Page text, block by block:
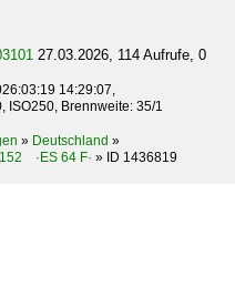
27.03.2026, 114 Aufrufe, 0
14:29:07,
ISO250, Brennweite: 35/1
» Deutschland »
·ES 64 F· » ID 1436819